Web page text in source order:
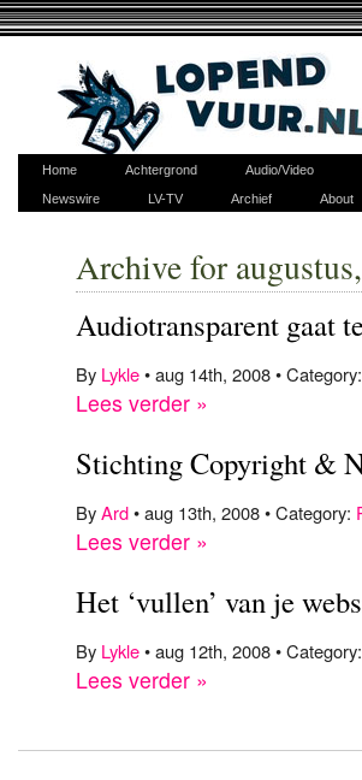
Home Achtergrond Audio/Video
Newswire
LV-TV Archief About
Archive for
Audiotransparent gaat
By Lykle• aug 14th, 2008 • Category:
Lees verder »
Stichting Copyright &
ByArd• aug 13th, 2008 • Category:
Lees verder »
Het ‘vullen’ van je
By Lykle• aug 12th, 2008 • Category:
Lees verder »